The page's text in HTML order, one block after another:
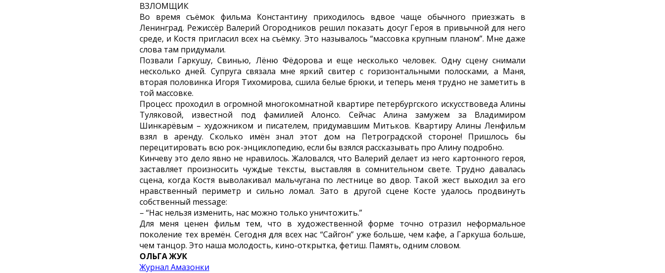
ВЗЛОМЩИК
Во время съёмок фильма Константину приходилось вдвое чаще обычного приезжать в
Ленинград. Режиссёр Валерий Огородников решил показать досуг Героя в привычной для него
среде, и Костя пригласил всех на съёмку. Это называлось “массовка крупным планом”. Мне даже
слова там придумали.
Позвали Гаркушу, Свинью, Лёню Фёдорова и еще несколько человек. Одну сцену снимали
несколько дней. Супруга связала мне яркий свитер с горизонтальными полосками, а Маня,
вторая половинка Игоря Тихомирова, сшила белые брюки, и теперь меня трудно не заметить в
той массовке.
Процесс проходил в огромной многокомнатной квартире петербургского искусствоведа Алины
Туляковой, известной под фамилией Алонсо. Сейчас Алина замужем за Владимиром
Шинкарёвым – художником и писателем, придумавшим Митьков. Квартиру Алины Ленфильм
взял в аренду. Сколько имён знал этот дом на Петроградской стороне! Пришлось бы
перецитировать всю рок-энциклопедию, если бы взялся рассказывать про Алину подробно.
Кинчеву это дело явно не нравилось. Жаловался, что Валерий делает из него картонного героя,
заставляет произносить чуждые тексты, выставляя в сомнительном свете. Трудно давалась
сцена, когда Костя выволакивал мальчугана по лестнице во двор. Такой жест выходил за его
нравственный периметр и сильно ломал. Зато в другой сцене Косте удалось продвинуть
собственный message:
– “Нас нельзя изменить, нас можно только уничтожить.”
Для меня ценен фильм тем, что в художественной форме точно отразил неформальное
поколение тех времён. Сегодня для всех нас “Сайгон” уже больше, чем кафе, а Гаркуша больше,
чем танцор. Это наша молодость, кино-открытка, фетиш. Память, одним словом.
ОЛЬГА ЖУК
Журнал Амазонки